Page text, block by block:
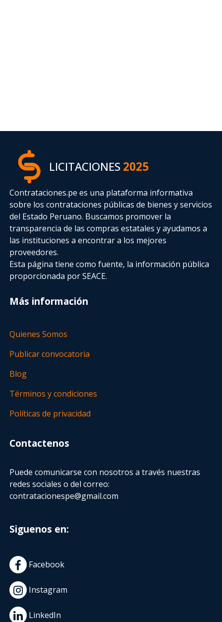
LICITACIONES2025
Contrataciones.pe es una plataforma informativa
sobre los contrataciones públicas de bienes y servicios
del Estado Peruano. Buscamos promover la
transparencia de las compras estatalesy ayudamos a
las instituciones a encontrar a los mejores
proveedores.
Esta página tiene como fuente, la información pública
proporcionada por SEACE.
Más información
Quienes Somos
Publicar convocatoria
Blog
Términos y condiciones
Políticas de privacidad
Contactenos
Puede comunicarse con nosotros a través nuestras
redes sociales o del correo:
contratacionespe@gmail.com
Siguenos en:
Facebook
Instagram
LinkedIn